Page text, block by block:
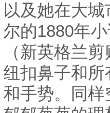
以及她在大
尔的1880年
（新英格兰
纽扣鼻子和
和手势。同